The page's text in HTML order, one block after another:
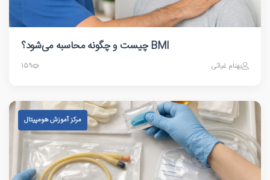
BMI چیست و چگونه محاسبه می‌شود؟
بهنام غیاثی 159
مرکز آموزش هومپیتال